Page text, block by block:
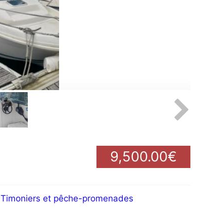
9,500.00€
Timoniers et pêche-promenades